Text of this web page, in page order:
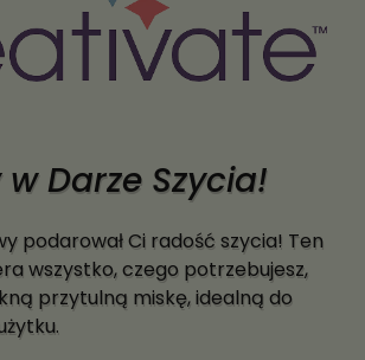
Darze Szycia!
podarował Ci radość szycia! Ten
wszystko, czego potrzebujesz,
przytulną miskę, idealną do